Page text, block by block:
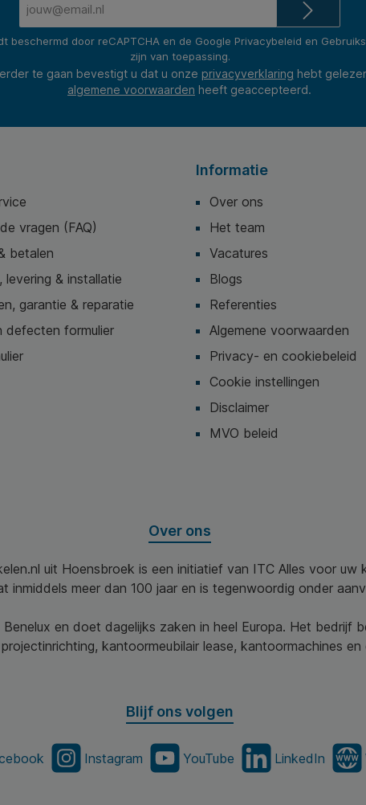
beschermd door reCAPTCHA en de Google Privacybeleid en
zijn van toepassing.
te gaan bevestigt u dat u onze privacyverklaring hebt
algemene voorwaarden heeft geaccepteerd.
vragen (FAQ)
betalen
levering & installatie
garantie & reparatie
defecten formulier
Informatie
Over ons
Het team
Vacatures
Blogs
Referenties
Algemene voorwaarden
Privacy- en cookiebeleid
Cookie instellingen
Disclaimer
MVO beleid
Over ons
uit Hoensbroek is een initiatief van ITC Alles voor uw
inmiddels meer dan 100 jaar en is tegenwoordig onder
en doet dagelijks zaken in heel Europa. Het bedrijf
kantoormeubilair lease, kantoormachines en
Blijf ons volgen
Instagram YouTube LinkedIn